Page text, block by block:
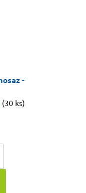
-
(30 ks)